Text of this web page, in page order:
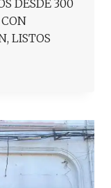
DESDE 300
LISTOS